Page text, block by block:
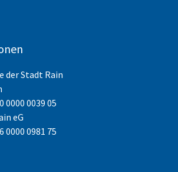
der Stadt Rain
0000 0039 05
eG
0000 0981 75